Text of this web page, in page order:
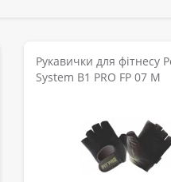
Рукавички для фітнесу
System B1 PRO FP 07 M